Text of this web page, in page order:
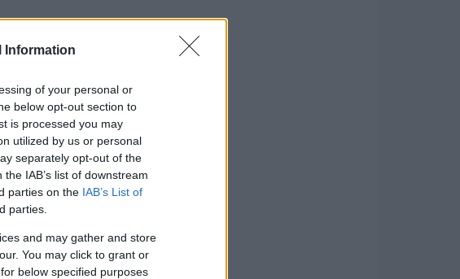
Information
of your personal or
below opt-out section to
is processed you may
utilized by us or personal
separately opt-out of the
IAB’s list of downstream
parties on the IAB’s List of
parties.
and may gather and store
You may click to grant or
below specified purposes